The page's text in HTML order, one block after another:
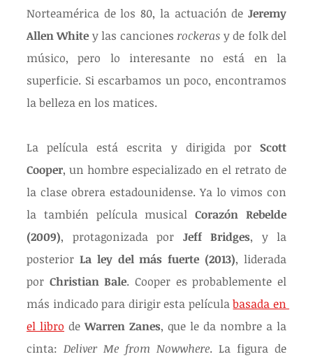
Norteamérica de los 80, la actuación de Jeremy
Allen White y las canciones rockeras y de folk del
músico, pero lo interesante no está en la
superficie. Si escarbamos un poco, encontramos
la belleza en los matices.
La película está escrita y dirigida por Scott
Cooper, un hombre especializado en el retrato de
la clase obrera estadounidense. Ya lo vimos con
la también película musical Corazón Rebelde
(2009), protagonizada por Jeff Bridges, y la
posterior La ley del más fuerte (2013), liderada
por Christian Bale. Cooper es probablemente el
más indicado para dirigir esta película basada en
el libro de Warren Zanes, que le da nombre a la
cinta: Deliver Me from Nowwhere